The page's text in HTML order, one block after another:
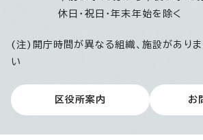
休日・祝日・年末年始を除く
(注)開庁時間が異なる組織、施設があり
い
区役所案内 お